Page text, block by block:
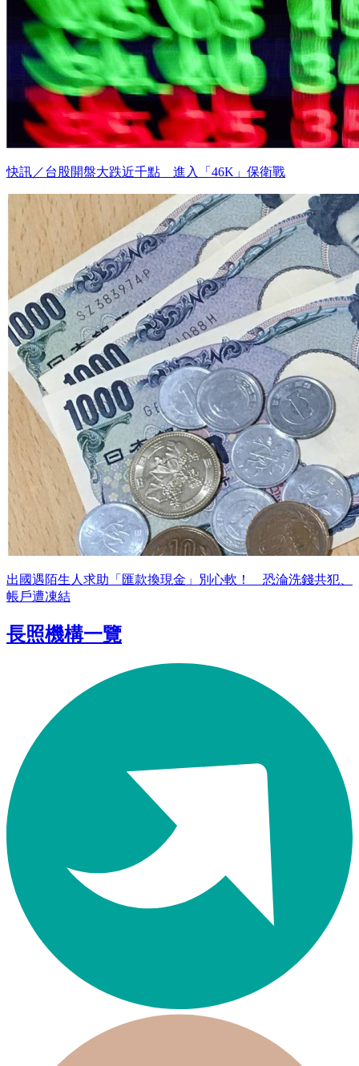
快訊／台股開盤大跌近千點 進入「46K」保衛戰
出國遇陌生人求助「匯款換現金」別心軟！ 恐淪洗錢共犯、
帳戶遭凍結
長照機構一覽